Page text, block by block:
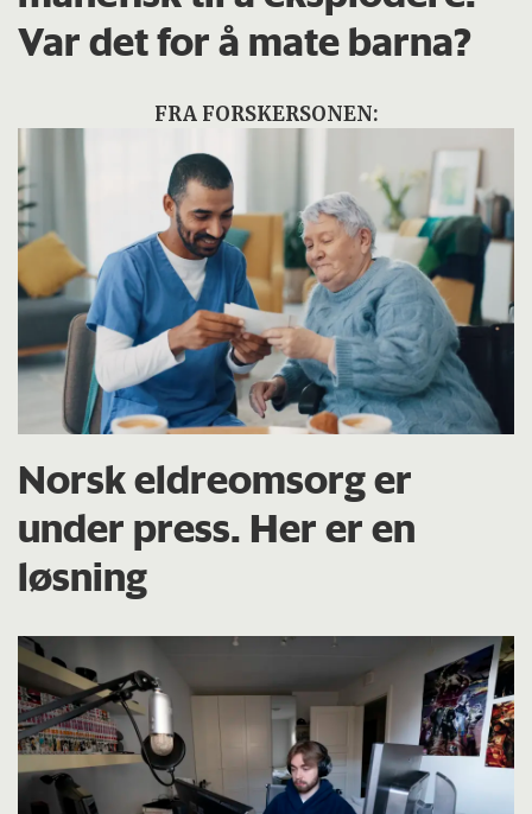
Var det for å mate barna?
FRA FORSKERSONEN:
Norsk eldreomsorg er
under press. Her er en
løsning